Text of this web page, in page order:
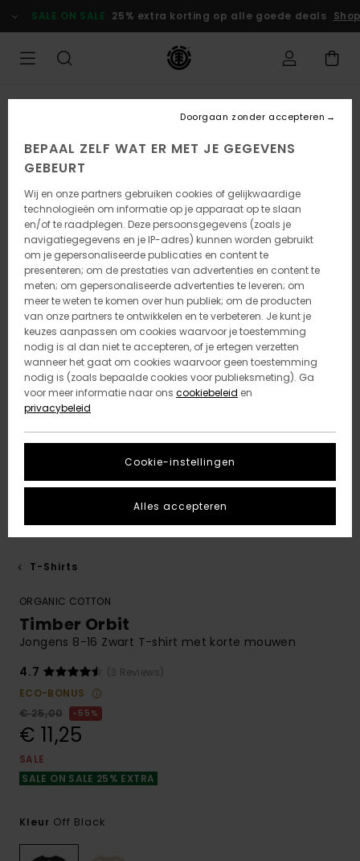
naar
Productinformatie
SALE ON SALE 25% extra korting op alle goede deals
T-Shirts
ORGANIC COTTON
Timber Orbit
Jongens 8-16 Zwart T-shirt met korte mouwen
4.7
(3 Reviews)
ECO-BONUS
€ 25,00
55%
€ 11,25
SALE
SALE ON SALE 25% EXTRA
Kleur Off Black
BEPAAL ZELF WAT ER MET JE GEGEVENS
GEBEURT
Wij en onze partners gebruiken cookies of gelijkwaardige
technologieën om informatie op je apparaat op te slaan
en/of te raadplegen. Deze persoonsgegevens (zoals je
navigatiegegevens en je IP-adres) kunnen worden gebruikt
om je gepersonaliseerde publicaties en content te
presenteren; om de prestaties van advertenties en content te
meten; om gepersonaliseerde advertenties te leveren; om
meer te weten te komen over hun publiek; om de producten
van onze partners te ontwikkelen en te verbeteren. Je kunt je
keuzes aanpassen om cookies waarvoor je toestemming
nodig is al dan niet te accepteren, of je ertegen verzetten
wanneer het gaat om cookies waarvoor geen toestemming
nodig is (zoals bepaalde cookies voor publieksmeting). Ga
voor meer informatie naar ons cookiebeleid en
privacybeleid
Cookie-instellingen
Doorgaan zonder accepteren
Alles accepteren